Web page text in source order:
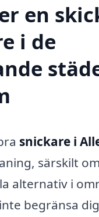
en
i de
snickare i
särskilt
alternativ i
begränsa